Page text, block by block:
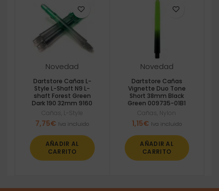
Novedad
Dartstore Cañas L-
Style L-Shaft N9 L-
shaft Forest Green
Dark 190 32mm 9160
Cañas L-Style
7,75€ Iva incluido
AÑADIR AL
CARRITO
Novedad
Dartstore Cañas
Vignette Duo Tone
Short 38mm Black
Green 009735-01B1
Cañas Nylon
1,15€ Iva incluido
AÑADIR AL
CARRITO